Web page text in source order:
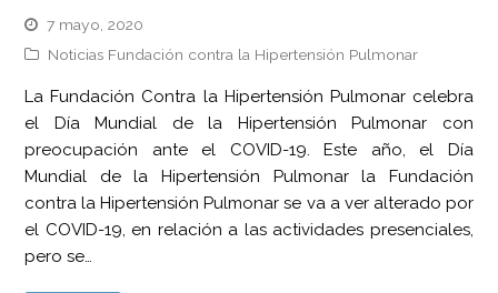
7 mayo, 2020
Noticias Fundación contra la Hipertensión Pulmonar
La Fundación Contra la Hipertensión Pulmonar celebra
el Día Mundial de la Hipertensión Pulmonar con
preocupación ante el COVID-19. Este año, el Día
Mundial de la Hipertensión Pulmonar la Fundación
contra la Hipertensión Pulmonar se va a ver alterado por
el COVID-19, en relación a las actividades presenciales,
pero se…